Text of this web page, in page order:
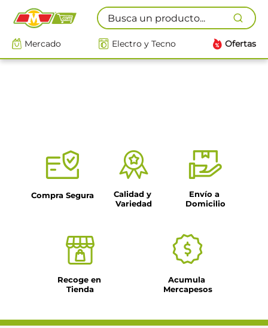
Busca un producto...
Mercado Electro y Tecno Ofertas
Compra Segura
Calidad y
Variedad
Envío a
Domicilio
Recoge en
Tienda
Acumula
Mercapesos